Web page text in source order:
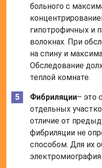
больного с
гипотрофичных и
волокнах. При
на спину и
Обследование
теплой комнате.
Фибриляции– это
отдельных
отличие от
фибриляции не
способом. Для их
электромиография.